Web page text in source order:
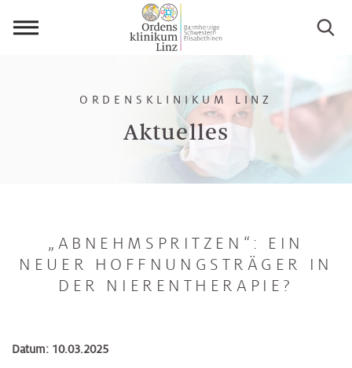
Aktuelles
ORDENSKLINIKUM LINZ
„ABNEHMSPRITZEN“: EIN
NEUER HOFFNUNGSTRÄGER IN
DER NIERENTHERAPIE?
Datum: 10.03.2025